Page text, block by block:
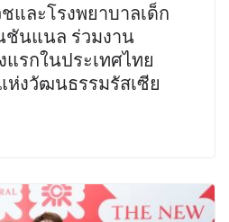
และโรงพยาบาลเด็ก
ชันแนล ร่วมงาน
แรกในประเทศไทย
ห่งวัฒนธรรมรัสเซีย